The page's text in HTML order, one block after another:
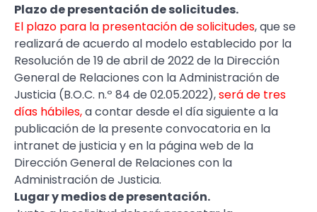
Plazo de presentación de solicitudes.
El plazo para la presentación de solicitudes, que se
realizará de acuerdo al modelo establecido por la
Resolución de 19 de abril de 2022 de la Dirección
General de Relaciones con la Administración de
Justicia (B.O.C. n.º 84 de 02.05.2022),será de tres
días hábiles,a contar desde el día siguiente a la
publicación de la presente convocatoria en la
intranet de justicia y en la página web de la
Dirección General de Relaciones con la
Administración de Justicia.
Lugar y medios de presentación.